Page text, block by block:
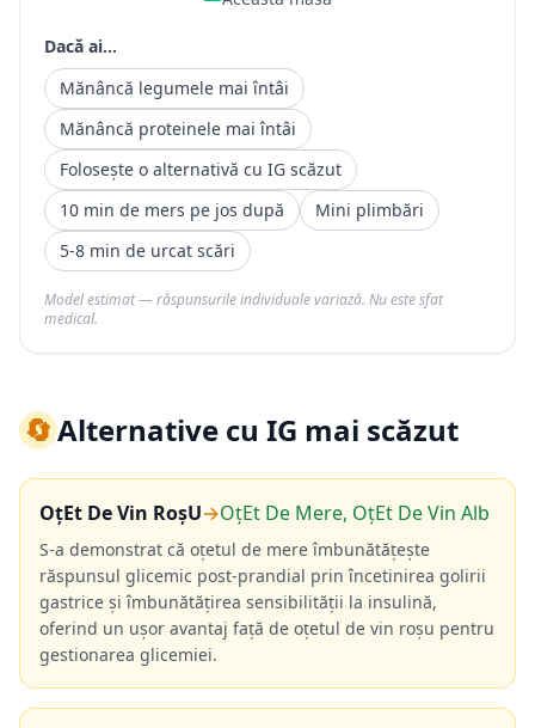
Dacă ai...
Mănâncă legumele mai întâi
Mănâncă proteinele mai întâi
Folosește o alternativă cu IG scăzut
10 min de mers pe jos după
Mini plimbări
5-8 min de urcat scări
Model estimat — răspunsurile individuale variază. Nu este sfat
medical.
🔄Alternative cu IG mai scăzut
OțEt De Vin RoșU→OțEt De Mere, OțEt De Vin Alb
S-a demonstrat că oțetul de mere îmbunătățește
răspunsul glicemic post-prandial prin încetinirea golirii
gastrice și îmbunătățirea sensibilității la insulină,
oferind un ușor avantaj față de oțetul de vin roșu pentru
gestionarea glicemiei.